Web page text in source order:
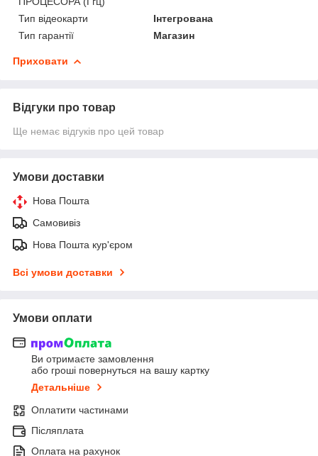
Тип відеокарти
Інтегрована
Тип гарантії
Магазин
Приховати
Відгуки про товар
Ще немає відгуків про цей товар
Умови доставки
Нова Пошта
Самовивіз
Нова Пошта кур'єром
Всі умови доставки
Умови оплати
Ви отримаєте замовлення
або гроші повернуться на вашу картку
Детальніше
Оплатити частинами
Післяплата
Оплата на рахунок